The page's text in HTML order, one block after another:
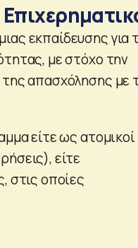
εκπαίδευσης για
με στόχο την
απασχόλησης με
είτε ως ατομικοί
είτε
στις οποίες